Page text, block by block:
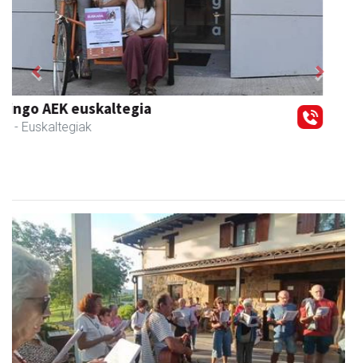
Ondarreta Ikastetxea
Andoain - Hezkuntza
Previous Next